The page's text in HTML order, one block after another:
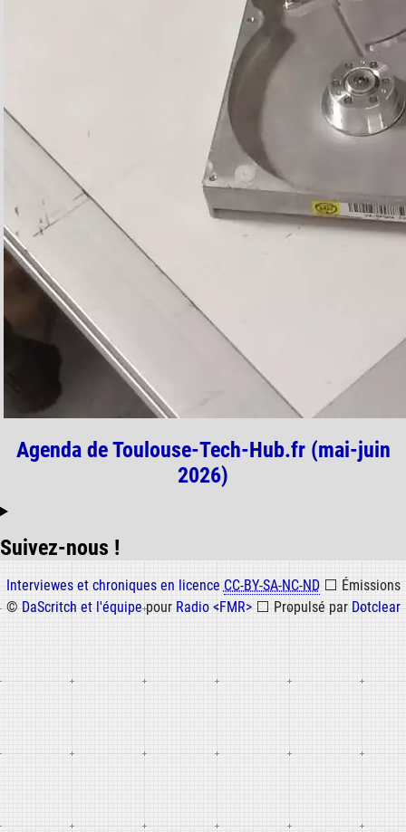
Agenda de Toulouse-Tech-Hub.fr (mai-juin
2026)
Suivez-nous !
Informations
Interviewes et chroniques en licence CC-BY-SA-NC-ND ⬜ Émissions
© DaScritch et l'équipepour Radio <FMR> ⬜ Propulsé par Dotclear